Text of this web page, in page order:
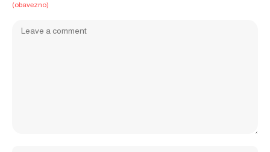
(obavezno)